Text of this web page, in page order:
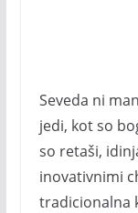
Seveda ni
jedi, kot so
so retaši,
inovativnimi
tradicionalna